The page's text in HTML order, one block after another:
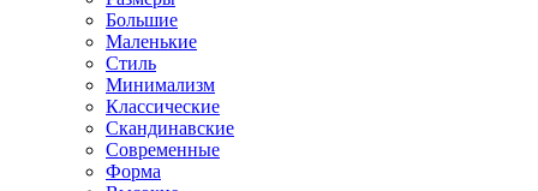
Большие
Маленькие
Стиль
Минимализм
Классические
Скандинавские
Современные
Форма